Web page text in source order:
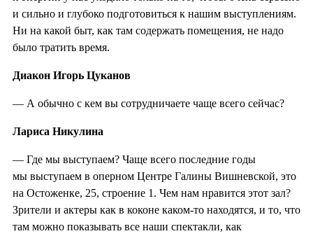
и сильно и глубоко подготовиться к нашим выступлениям.
Ни на какой быт, как там содержать помещения, не надо
было тратить время.
Диакон Игорь Цуканов
— А обычно с кем вы сотрудничаете чаще всего сейчас?
Лариса Никулина
— Где мы выступаем? Чаще всего последние годы
мы выступаем в оперном Центре Галины Вишневской, это
на Остоженке, 25, строение 1. Чем нам нравится этот зал?
Зрители и актеры как в коконе каком-то находятся, и то, что
там можно показывать все наши спектакли, как